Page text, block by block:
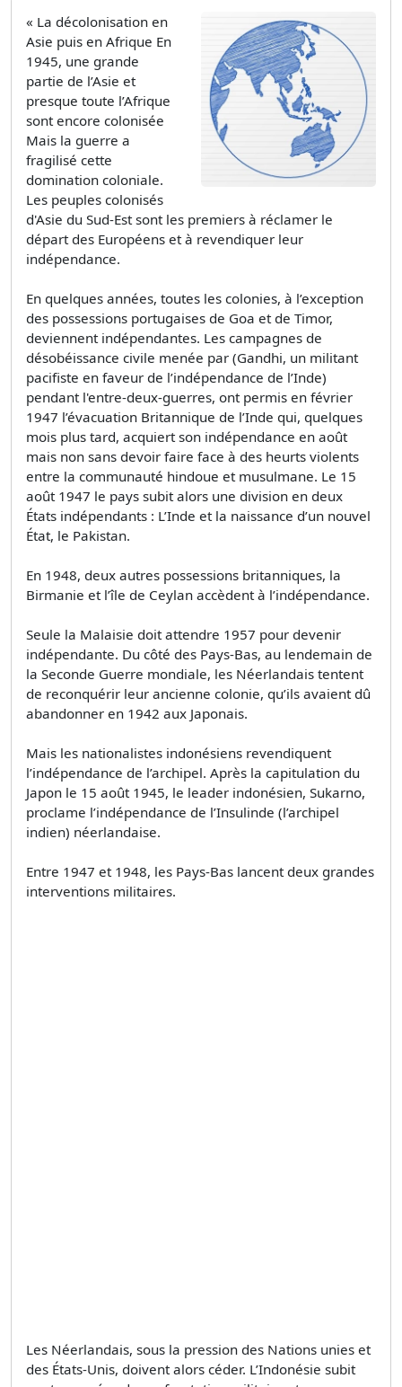
« La décolonisation en
Asie puis en Afrique En
1945, une grande
partie de l’Asie et
presque toute l’Afrique
sont encore colonisée
Mais la guerre a
fragilisé cette
domination coloniale.
Les peuples colonisés
d'Asie du Sud-Est sont les premiers à réclamer le
départ des Européens et à revendiquer leur
indépendance.
En quelques années, toutes les colonies, à l’exception
des possessions portugaises de Goa et de Timor,
deviennent indépendantes. Les campagnes de
désobéissance civile menée par (Gandhi, un militant
pacifiste en faveur de l’indépendance de l’Inde)
pendant l'entre-deux-guerres, ont permis en février
1947 l’évacuation Britannique de l’Inde qui, quelques
mois plus tard, acquiert son indépendance en août
mais non sans devoir faire face à des heurts violents
entre la communauté hindoue et musulmane. Le 15
août 1947 le pays subit alors une division en deux
États indépendants : L’Inde et la naissance d’un nouvel
État, le Pakistan.
En 1948, deux autres possessions britanniques, la
Birmanie et l’île de Ceylan accèdent à l’indépendance.
Seule la Malaisie doit attendre 1957 pour devenir
indépendante. Du côté des Pays-Bas, au lendemain de
la Seconde Guerre mondiale, les Néerlandais tentent
de reconquérir leur ancienne colonie, qu’ils avaient dû
abandonner en 1942 aux Japonais.
Mais les nationalistes indonésiens revendiquent
l’indépendance de l’archipel. Après la capitulation du
Japon le 15 août 1945, le leader indonésien, Sukarno,
proclame l’indépendance de l’Insulinde (l’archipel
indien) néerlandaise.
Entre 1947 et 1948, les Pays-Bas lancent deux grandes
interventions militaires.
Les Néerlandais, sous la pression des Nations unies et
des États-Unis, doivent alors céder. L’Indonésie subit